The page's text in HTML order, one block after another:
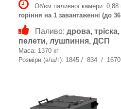
Об'єм паливної камери: 0,88
горіння на 1 завантаженні (до
Паливо: дрова,
пелети, лушпиння, ДСП
Маса: 1370 кг
Розміри (в/ш/г): 1845 / 834 / 1670